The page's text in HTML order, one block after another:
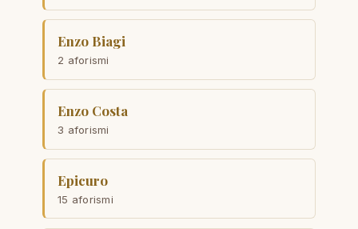
Enzo Biagi
2 aforismi
Enzo Costa
3 aforismi
Epicuro
15 aforismi